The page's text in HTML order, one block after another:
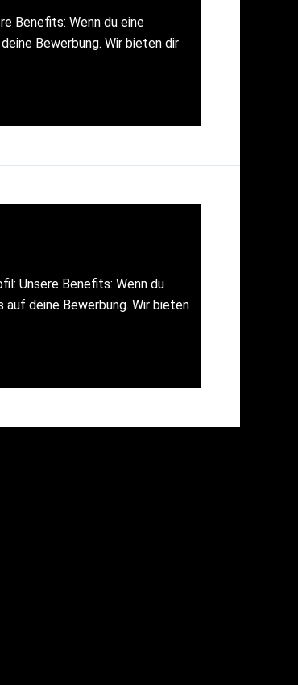
Benefits: Wenn du eine
Bewerbung. Wir bieten dir
Unsere Benefits: Wenn du
deine Bewerbung. Wir bieten